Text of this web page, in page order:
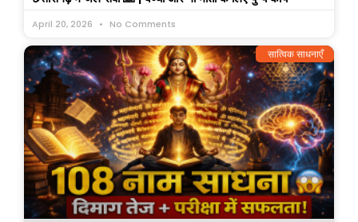
April 20, 2026 No Comments
सात्विक साधनाएँ